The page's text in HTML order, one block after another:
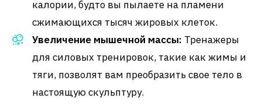
калории, будто вы пылаете на пламени
сжимающихся тысяч жировых клеток.
Увеличение мышечной массы: Тренажеры
для силовых тренировок, такие как жимы и
тяги, позволят вам преобразить свое тело в
настоящую скульптуру.